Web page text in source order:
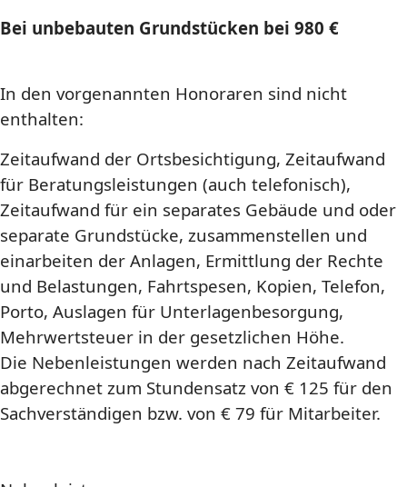
Bei unbebauten Grundstücken bei 980 €
In den vorgenannten Honoraren sind nicht
enthalten:
Zeitaufwand der Ortsbesichtigung, Zeitaufwand
für Beratungsleistungen (auch telefonisch),
Zeitaufwand für ein separates Gebäude und oder
separate Grundstücke, zusammenstellen und
einarbeiten der Anlagen, Ermittlung der Rechte
und Belastungen, Fahrtspesen, Kopien, Telefon,
Porto, Auslagen für Unterlagenbesorgung,
Mehrwertsteuer in der gesetzlichen Höhe.
Die Nebenleistungen werden nach Zeitaufwand
abgerechnet zum Stundensatz von € 125 für den
Sachverständigen bzw. von € 79 für Mitarbeiter.